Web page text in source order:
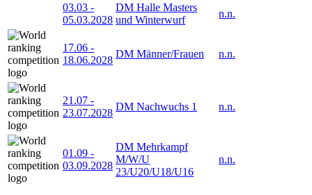
03.03 -
05.03.2028
DM Halle Masters
und Winterwurf
n.n.
17.06 -
18.06.2028
DM Männer/Frauen n.n.
21.07 -
23.07.2028
DM Nachwuchs 1 n.n.
01.09 -
03.09.2028
DM Mehrkampf
M/W/U
23/U20/U18/U16
n.n.